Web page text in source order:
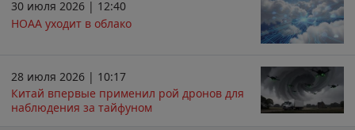
30 июля 2026 | 12:40
НОАА уходит в облако
28 июля 2026 | 10:17
Китай впервые применил рой дронов для
наблюдения за тайфуном